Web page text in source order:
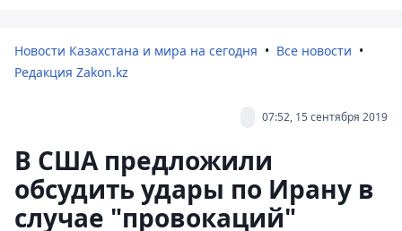
Новости Казахстана и мира на сегодня
Все новости
Редакция Zakon.kz
07:52, 15 сентября 2019
В США предложили
обсудить удары по Ирану в
случае "провокаций"